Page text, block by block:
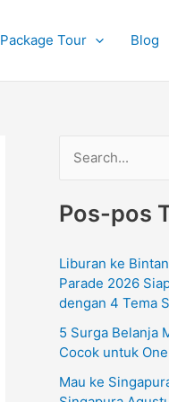
Package Tour Blog
u
n
u
k
Pos-pos
Liburan ke
Parade 2026
dengan 4 Tema
5 Surga Belanja
Cocok untuk
Mau ke